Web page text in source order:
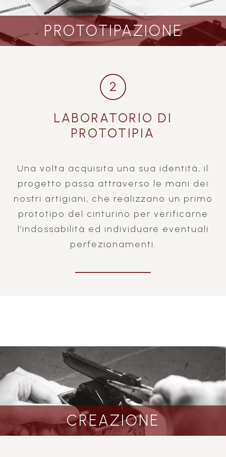
PROTOTIPAZIONE
2
LABORATORIO DI
PROTOTIPIA
Una volta acquisita una sua identità, il
progetto passa attraverso le mani dei
nostri artigiani, che realizzano un primo
prototipo del cinturino per verificarne
l’indossabilità ed individuare eventuali
perfezionamenti.
CREAZIONE